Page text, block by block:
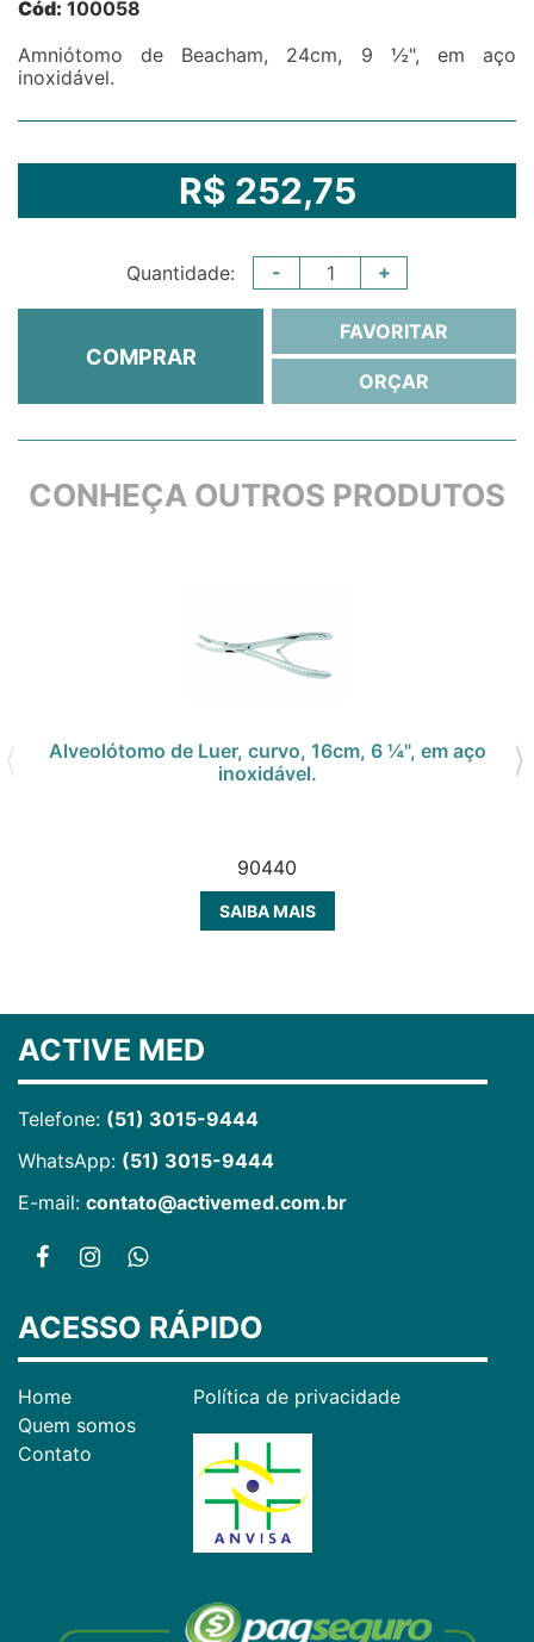
Cód: 100058
Amniótomo de Beacham, 24cm, 9 ½", em aço
inoxidável.
R$ 252,75
Quantidade: - +
COMPRAR
FAVORITAR
ORÇAR
CONHEÇA OUTROS PRODUTOS
Alveolótomo de Luer, curvo, 16cm, 6 ¼", em aço
inoxidável.
90440
SAIBA MAIS
ACTIVE MED
Telefone: (51) 3015-9444
WhatsApp: (51) 3015-9444
E-mail: contato@activemed.com.br
ACESSO RÁPIDO
Home
Quem somos
Contato
Política de privacidade